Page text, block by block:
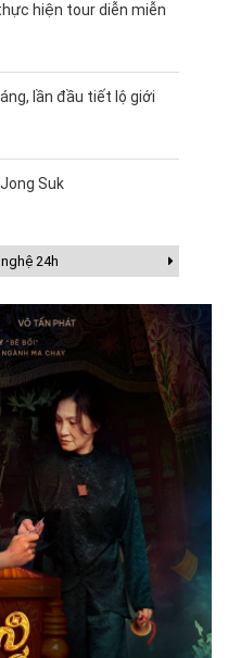
hiện tour diễn miễn
lần đầu tiết lộ giới
Suk
24h